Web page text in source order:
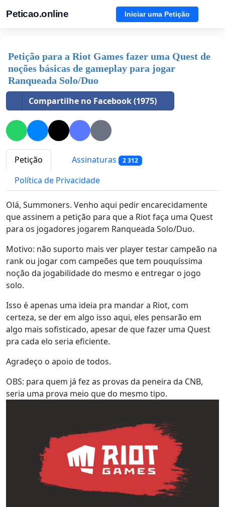
Peticao.online Iniciar uma Petição
Petição para a Riot Games fazer uma Quest de
noções básicas de gameplay para jogar
Ranqueada Solo/Duo
Compartilhe no Facebook (1975)
Petição Assinaturas 2 312
Política de Privacidade
Olá, Summoners. Venho aqui pedir encarecidamente
que assinem a petição para que a Riot faça uma Quest
para os jogadores jogarem Ranqueada Solo/Duo.
Motivo: não suporto mais ver player testar campeão na
rank ou jogar com campeões que tem pouquíssima
noção da jogabilidade do mesmo e entregar o jogo
solo.
Isso é apenas uma ideia pra mandar a Riot, com
certeza, se der em algo isso aqui, eles pensarão em
algo mais sofisticado, apesar de que fazer uma Quest
pra cada elo seria eficiente.
Agradeço o apoio de todos.
OBS: para quem já fez as provas da peneira da CNB,
seria uma prova meio que do mesmo tipo.